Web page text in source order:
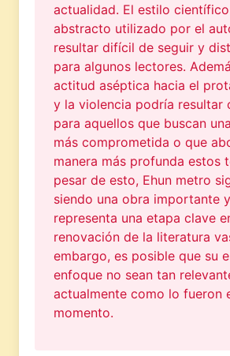
actualidad. El estilo
abstracto utilizado por el
resultar difícil de seguir y
para algunos lectores.
actitud aséptica hacia el
y la violencia podría resultar
para aquellos que buscan
más comprometida o que
manera más profunda estos
pesar de esto, Ehun metro
siendo una obra importante y
representa una etapa clave
renovación de la literatura
embargo, es posible que su
enfoque no sean tan
actualmente como lo fueron
momento.